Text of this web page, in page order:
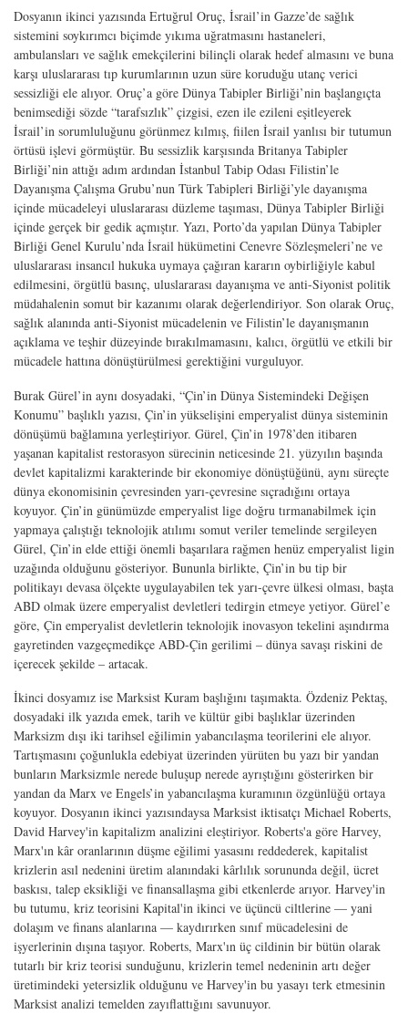
Dosyanın ikinci yazısında Ertuğrul Oruç, İsrail’in Gazze’de sağlık
sistemini soykırımcı biçimde yıkıma uğratmasını hastaneleri,
ambulansları ve sağlık emekçilerini bilinçli olarak hedef almasını ve buna
karşı uluslararası tıp kurumlarının uzun süre koruduğu utanç verici
sessizliği ele alıyor. Oruç’a göre Dünya Tabipler Birliği’nin başlangıçta
benimsediği sözde “tarafsızlık” çizgisi, ezen ile ezileni eşitleyerek
İsrail’in sorumluluğunu görünmez kılmış, fiilen İsrail yanlısı bir tutumun
örtüsü işlevi görmüştür. Bu sessizlik karşısında Britanya Tabipler
Birliği’nin attığı adım ardından İstanbul Tabip Odası Filistin’le
Dayanışma Çalışma Grubu’nun Türk Tabipleri Birliği’yle dayanışma
içinde mücadeleyi uluslararası düzleme taşıması, Dünya Tabipler Birliği
içinde gerçek bir gedik açmıştır. Yazı, Porto’da yapılan Dünya Tabipler
Birliği Genel Kurulu’nda İsrail hükümetini Cenevre Sözleşmeleri’ne ve
uluslararası insancıl hukuka uymaya çağıran kararın oybirliğiyle kabul
edilmesini, örgütlü basınç, uluslararası dayanışma ve anti-Siyonist politik
müdahalenin somut bir kazanımı olarak değerlendiriyor. Son olarak Oruç,
sağlık alanında anti-Siyonist mücadelenin ve Filistin’le dayanışmanın
açıklama ve teşhir düzeyinde bırakılmamasını, kalıcı, örgütlü ve etkili bir
mücadele hattına dönüştürülmesi gerektiğini vurguluyor.
Burak Gürel’in aynı dosyadaki, “Çin’in Dünya Sistemindeki Değişen
Konumu” başlıklı yazısı, Çin’in yükselişini emperyalist dünya sisteminin
dönüşümü bağlamına yerleştiriyor. Gürel, Çin’in 1978’den itibaren
yaşanan kapitalist restorasyon sürecinin neticesinde 21. yüzyılın başında
devlet kapitalizmi karakterinde bir ekonomiye dönüştüğünü, aynı süreçte
dünya ekonomisinin çevresinden yarı-çevresine sıçradığını ortaya
koyuyor. Çin’in günümüzde emperyalist lige doğru tırmanabilmek için
yapmaya çalıştığı teknolojik atılımı somut veriler temelinde sergileyen
Gürel, Çin’in elde ettiği önemli başarılara rağmen henüz emperyalist ligin
uzağında olduğunu gösteriyor. Bununla birlikte, Çin’in bu tip bir
politikayı devasa ölçekte uygulayabilen tek yarı-çevre ülkesi olması, başta
ABD olmak üzere emperyalist devletleri tedirgin etmeye yetiyor. Gürel’e
göre, Çin emperyalist devletlerin teknolojik inovasyon tekelini aşındırma
gayretinden vazgeçmedikçe ABD-Çin gerilimi – dünya savaşı riskini de
içerecek şekilde – artacak.
İkinci dosyamız ise Marksist Kuram başlığını taşımakta. Özdeniz Pektaş,
dosyadaki ilk yazıda emek, tarih ve kültür gibi başlıklar üzerinden
Marksizm dışı iki tarihsel eğilimin yabancılaşma teorilerini ele alıyor.
Tartışmasını çoğunlukla edebiyat üzerinden yürüten bu yazı bir yandan
bunların Marksizmle nerede buluşup nerede ayrıştığını gösterirken bir
yandan da Marx ve Engels’in yabancılaşma kuramının özgünlüğü ortaya
koyuyor. Dosyanın ikinci yazısındaysa Marksist iktisatçı Michael Roberts,
David Harvey'in kapitalizm analizini eleştiriyor. Roberts'a göre Harvey,
Marx'ın kâr oranlarının düşme eğilimi yasasını reddederek, kapitalist
krizlerin asıl nedenini üretim alanındaki kârlılık sorununda değil, ücret
baskısı, talep eksikliği ve finansallaşma gibi etkenlerde arıyor. Harvey'in
bu tutumu, kriz teorisini Kapital'in ikinci ve üçüncü ciltlerine — yani
dolaşım ve finans alanlarına — kaydırırken sınıf mücadelesini de
işyerlerinin dışına taşıyor. Roberts, Marx'ın üç cildinin bir bütün olarak
tutarlı bir kriz teorisi sunduğunu, krizlerin temel nedeninin artı değer
üretimindeki yetersizlik olduğunu ve Harvey'in bu yasayı terk etmesinin
Marksist analizi temelden zayıflattığını savunuyor.